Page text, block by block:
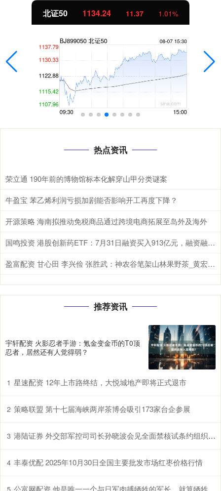
北证50 1134.24 11.37 1.01%
热点资讯
荣立通 190年前的博物馆标本化解穿山甲分类谜案
牛盈宝 苯乙烯利润亏损加剧能否影响开工再度下降？
开源策略 海南拟推动免税商品通过跨境电商拓展至岛外及海外
国鸣投资 港股创新药ETF：7月31日融资买入913亿元，融资融券余额1071亿元
盈富配资 甘心田 李兴俭 张胜武：神农谷笔架山林果野茶_黄宏云_猕猴桃_桐柏
推荐资讯
宇轩配资 火影忍者手游：氪金变金币的T0顶
忍者，居然还有人觉得弱？
1 星速配资 12年上市路终结，大悦城地产即将正式退市
2 策略联盟 第十七届海峡两岸茶博会吸引173家台企参展
3 港陆证券 外交部军控司司长孙晓波会见全面禁核试条约组织筹委会执行秘书弗洛伊德
4 丰泰优配 2025年10月30日全国主要批发市场红枣价格行情